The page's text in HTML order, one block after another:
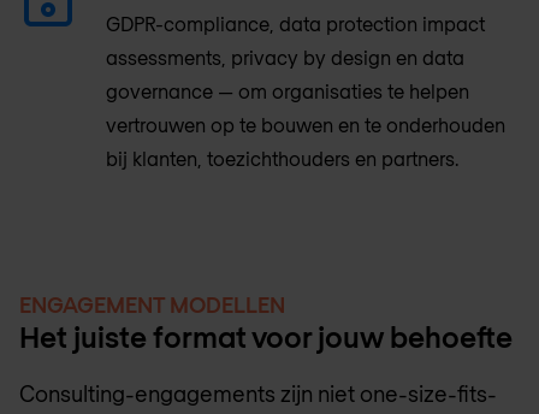
GDPR-compliance, data protection impact
assessments, privacy by design en data
governance — om organisaties te helpen
vertrouwen op te bouwen en te onderhouden
bij klanten, toezichthouders en partners.
ENGAGEMENT MODELLEN
Het juiste format voor jouw behoefte
Consulting-engagements zijn niet one-size-fits-